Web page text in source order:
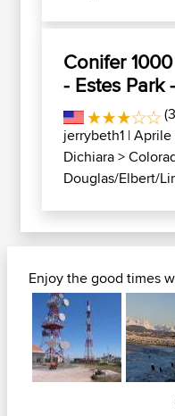
Conifer
- Estes Park
jerrybeth1 | Aprile
Dichiara>
Douglas/Elbert/
Enjoy the good times